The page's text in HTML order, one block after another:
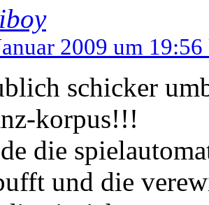
2009 um
schicker
korpus!!!
die
und die